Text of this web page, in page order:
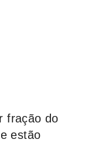
fração do
estão